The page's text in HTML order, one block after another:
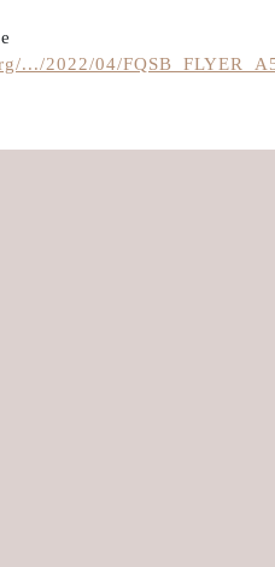
.../2022/04/